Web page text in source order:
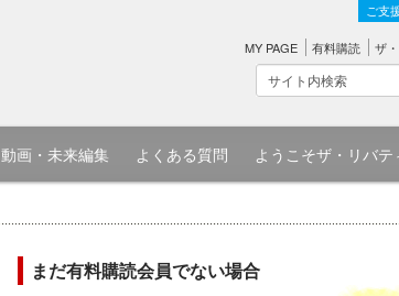
ご支
MY PAGE 有料購読 ザ
動画・未来編集 よくある質問 ようこそザ・リバ
まだ有料購読会員でない場合